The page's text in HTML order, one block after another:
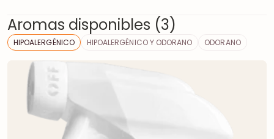
Aromas disponibles (3)
HIPOALERGÉNICO HIPOALERGÉNICO Y ODORANO ODORANO